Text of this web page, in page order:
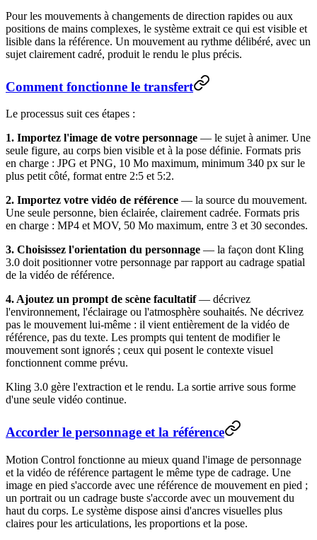
Pour les mouvements à changements de direction rapides ou aux
positions de mains complexes, le système extrait ce qui est visible et
lisible dans la référence. Un mouvement au rythme délibéré, avec un
sujet clairement cadré, produit le rendu le plus précis.
Comment fonctionne le transfert
Le processus suit ces étapes :
1. Importez l'image de votre personnage — le sujet à animer. Une
seule figure, au corps bien visible et à la pose définie. Formats pris
en charge : JPG et PNG, 10 Mo maximum, minimum 340 px sur le
plus petit côté, format entre 2:5 et 5:2.
2. Importez votre vidéo de référence — la source du mouvement.
Une seule personne, bien éclairée, clairement cadrée. Formats pris
en charge : MP4 et MOV, 50 Mo maximum, entre 3 et 30 secondes.
3. Choisissez l'orientation du personnage — la façon dont Kling
3.0 doit positionner votre personnage par rapport au cadrage spatial
de la vidéo de référence.
4. Ajoutez un prompt de scène facultatif— décrivez
l'environnement, l'éclairage ou l'atmosphère souhaités. Ne décrivez
pas le mouvement lui-même : il vient entièrement de la vidéo de
référence, pas du texte. Les prompts qui tentent de modifier le
mouvement sont ignorés ; ceux qui posent le contexte visuel
fonctionnent comme prévu.
Kling 3.0 gère l'extraction et le rendu. La sortie arrive sous forme
d'une seule vidéo continue.
Accorder le personnage et la référence
Motion Control fonctionne au mieux quand l'image de personnage
et la vidéo de référence partagent le même type de cadrage. Une
image en pied s'accorde avec une référence de mouvement en pied ;
un portrait ou un cadrage buste s'accorde avec un mouvement du
haut du corps. Le système dispose ainsi d'ancres visuelles plus
claires pour les articulations, les proportions et la pose.